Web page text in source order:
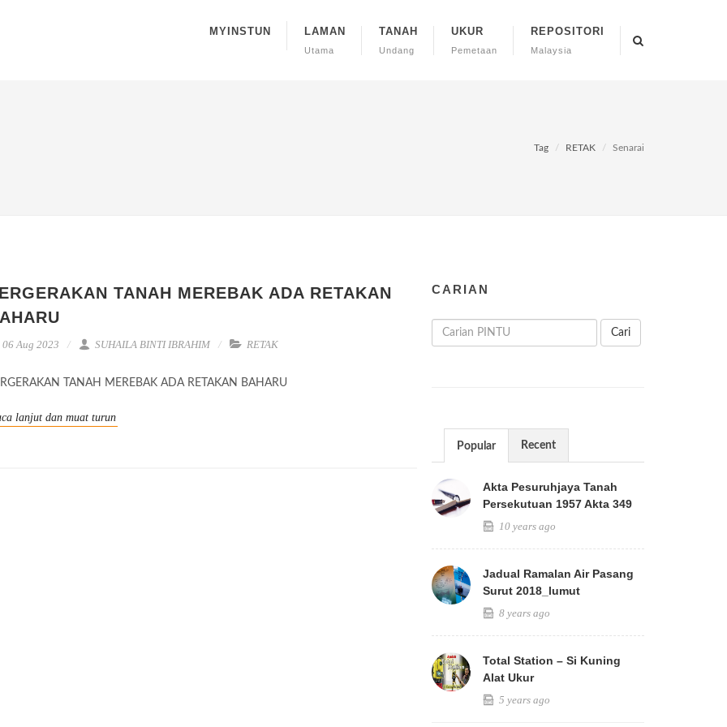
MYINSTUN LAMAN
Utama
TANAH
Undang
UKUR
Pemetaan
REPOSITORI
Malaysia
Tag RETAK Senarai
TANAH MEREBAK ADA RETAKAN
06 Aug 2023 SUHAILA BINTI IBRAHIM RETAK
TANAH MEREBAK ADA RETAKAN BAHARU
lanjut dan muat turun
CARIAN
Cari
Popular Recent
Akta Pesuruhjaya Tanah
Persekutuan 1957 Akta 349
10 years ago
Jadual Ramalan Air Pasang
Surut 2018_lumut
8 years ago
Total Station – Si Kuning
Alat Ukur
5 years ago